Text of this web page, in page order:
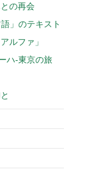
の再会
」のテキスト
ルファ」
ハ-東京の旅